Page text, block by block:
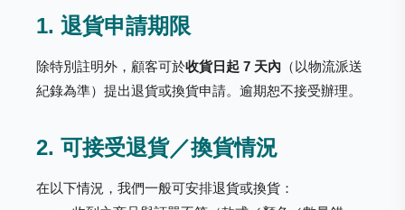
1. 退貨申請期限
除特別註明外，顧客可於收貨日起 7 天內 （以物流派送
紀錄為準）提出退貨或換貨申請。逾期恕不接受辦理。
2. 可接受退貨／換貨情況
在以下情況，我們一般可安排退貨或換貨：